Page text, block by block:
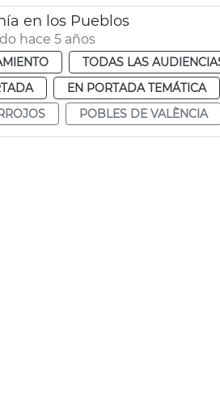
en los Pueblos
hace 5 años
TODAS LAS
EN PORTADA TEMÁTICA
POBLES DE VALÈNCIA